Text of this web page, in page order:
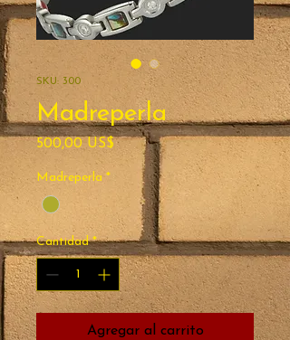
SKU: 300
Madreperla
500,00 US$Precio
Madreperla *
Cantidad *
Agregar al carrito